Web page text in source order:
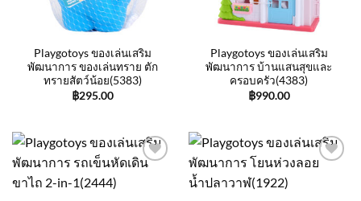
Playgotoys ของเล่นเสริม
พัฒนาการ ของเล่นทราย ตัก
ทรายสัตว์น้อย(5383)
฿295.00
Playgotoys ของเล่นเสริม
พัฒนาการ บ้านแสนสุขและ
ครอบครัว(4383)
฿990.00